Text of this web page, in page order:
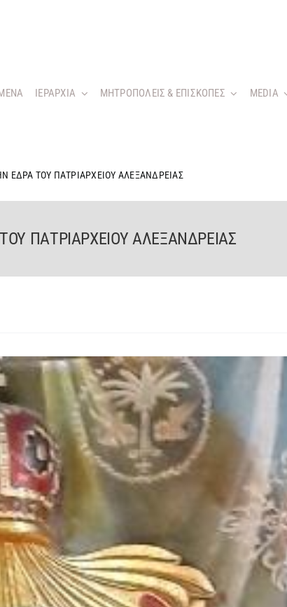
ΙΕΡΑΡΧΙΑ ΜΗΤΡΟΠΟΛΕΙΣ & ΕΠΙΣΚΟΠΕΣ MEDIA
ΕΔΡΑ ΤΟΥ ΠΑΤΡΙΑΡΧΕΙΟΥ ΑΛΕΞΑΝΔΡΕΙΑΣ
ΠΑΤΡΙΑΡΧΕΙΟΥ ΑΛΕΞΑΝΔΡΕΙΑΣ